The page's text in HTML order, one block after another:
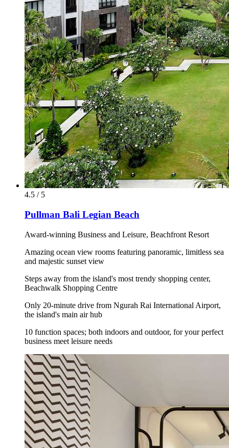
4.5 / 5
Pullman Bali Legian Beach
Award-winning Business and Leisure, Beachfront Resort
Amazing ocean view rooms featuring panoramic, limitless sea
and majestic sunset view
Steps away from the island's most trendy shopping center,
Beachwalk Shopping Centre
Only 20-minute drive from Ngurah Rai International Airport,
the island's main air hub
10 function spaces; both indoors and outdoor, for your perfect
business meet leisure needs